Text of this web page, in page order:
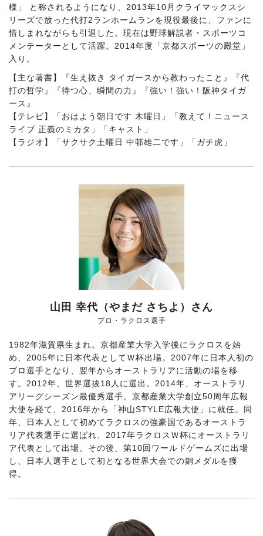
様」 と称されるようになり、2013年10月クライマックスシ
リーズで放った代打2ランホームランを現役最後に、ファンに
惜しまれながらも引退した。現在は野球解説者・スポーツコ
メンテーターとして活躍。2014年度「京都スポーツの殿堂」
入り。
【主な著書】『生え抜き タイガースから教わったこと』『代
打の哲学』『待つ心、瞬間の力』『強い！強い！阪神タイガ
ース』
【テレビ】「おはよう朝日です 木曜日」「教えて！ニュース
ライブ 正義のミカタ」「キャスト」
【ラジオ】「サクサク土曜日 中邨雄二です」「ガチ虎」
山田 幸代（やまだ さちよ）さん
プロ・ラクロス選手
1982年滋賀県生まれ。京都産業大学入学後にラクロスを始
め、2005年に日本代表としてＷ杯出場。2007年に日本人初の
プロ選手となり、翌年からオーストラリアに活動の場を移
す。2012年、世界選抜18人に選出。2014年、オーストラリ
アリーグシーズン最優秀選手。京都産業大学創立50周年広報
大使を経て、2016年から「神山STYLE広報大使」に就任。同
年、日本人として初めてラクロスの強豪国であるオーストラ
リア代表選手に選ばれ、2017年ラクロスＷ杯にオーストラリ
ア代表として出場。その後、第10回ワールドゲームズに出場
し、日本人選手として初となる世界大会での銅メダルを獲
得。